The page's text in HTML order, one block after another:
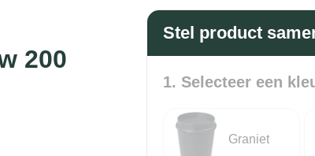
200
Stel product
1. Selecteer een
Graniet